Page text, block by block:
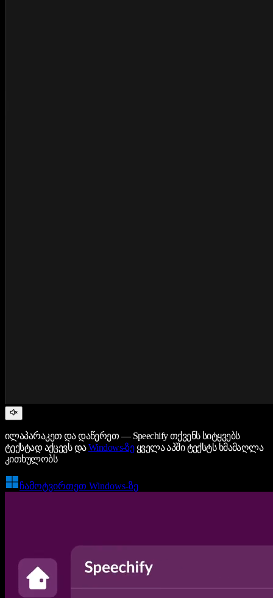
ილაპარაკეთ და დაწერეთ — Speechify თქვენს სიტყვებს
ტექსტად აქცევს დაWindows-ზეყველა აპში ტექსტს ხმამაღლა
კითხულობს
ჩამოტვირთეთ Windows-ზე